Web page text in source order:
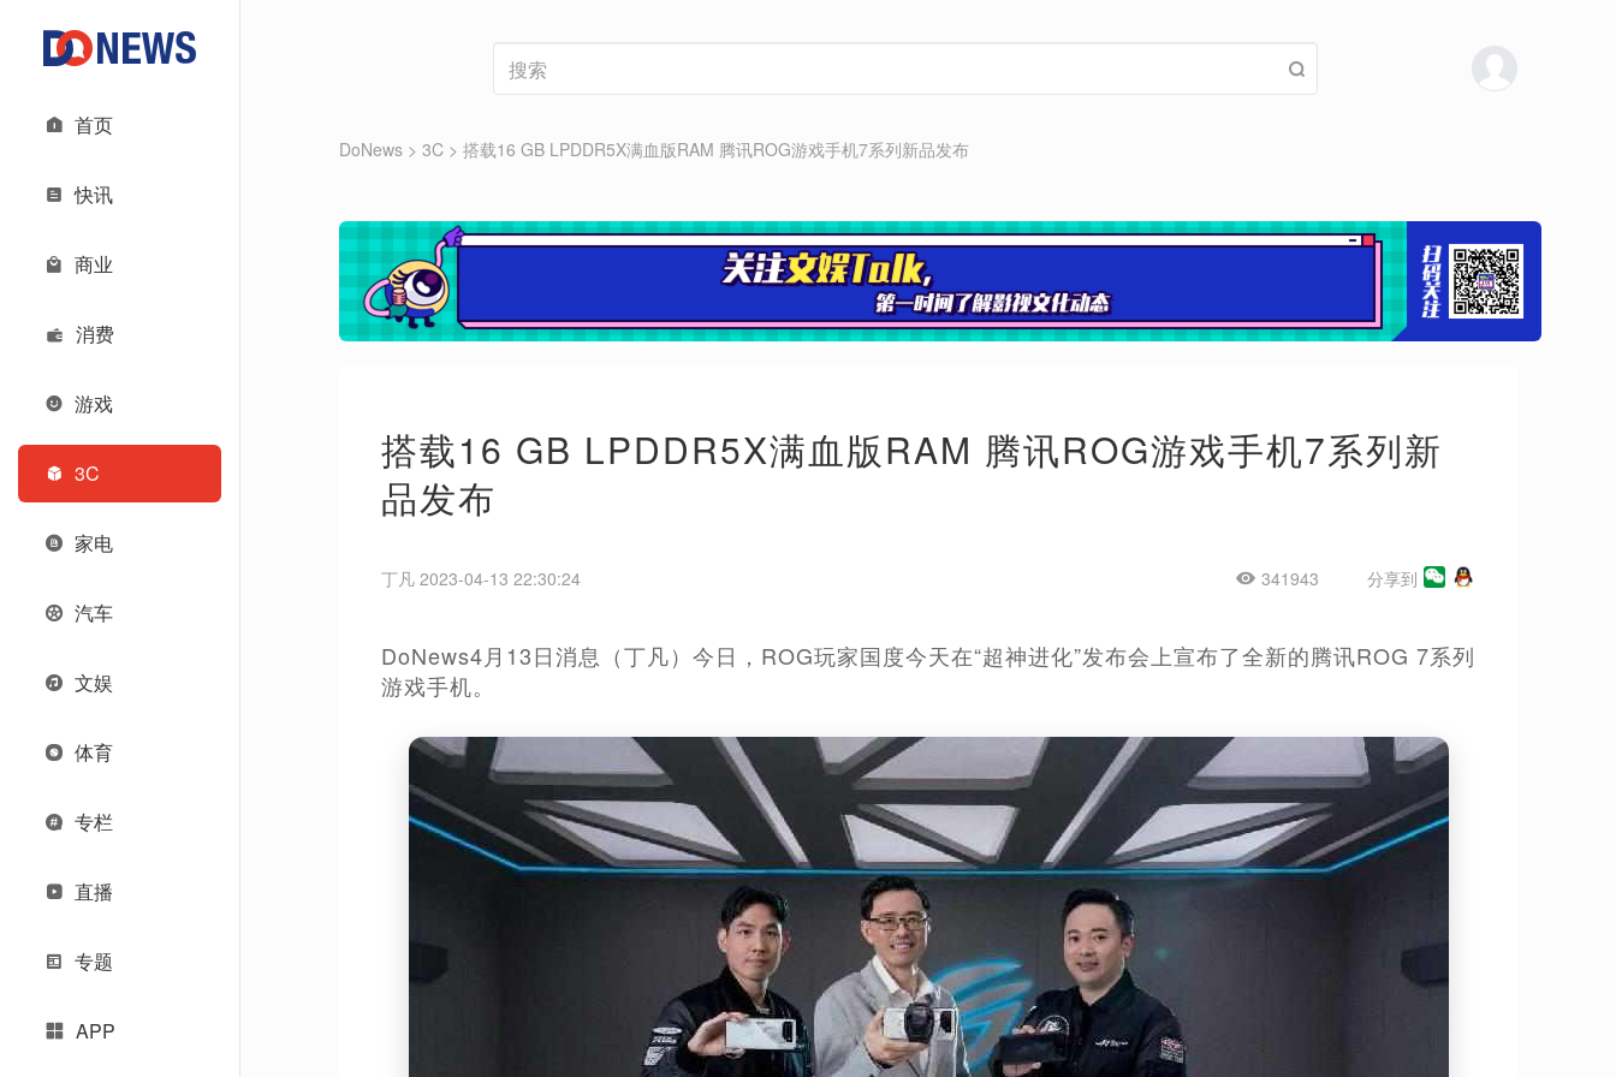
首页
快讯
商业
消费
游戏
3C
家电
汽车
文娱
体育
专栏
直播
专题
APP
DoNews > 3C > 搭载16 GB LPDDR5X满血版RAM 腾讯ROG游戏手机7系列新品发布
搭载16 GB LPDDR5X满血版RAM 腾讯ROG游戏手机7系列新
品发布
丁凡 2023-04-13 22:30:24 341943 分享到
DoNews4月13日消息（丁凡）今日，ROG玩家国度今天在“超神进化”发布会上宣布了全新的腾讯ROG 7系列
游戏手机。